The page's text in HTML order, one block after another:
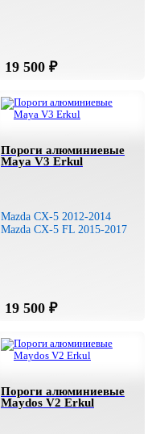
Пороги алюминиевые
Maya V3 Erkul
Mazda CX-5 2012-2014
Mazda CX-5 FL 2015-2017
Пороги алюминиевые
Maydos V2 Erkul